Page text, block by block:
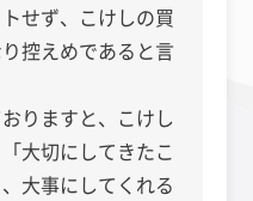
せず、こけしの買
控えめであると言
りますと、こけし
大切にしてきたこ
大事にしてくれる